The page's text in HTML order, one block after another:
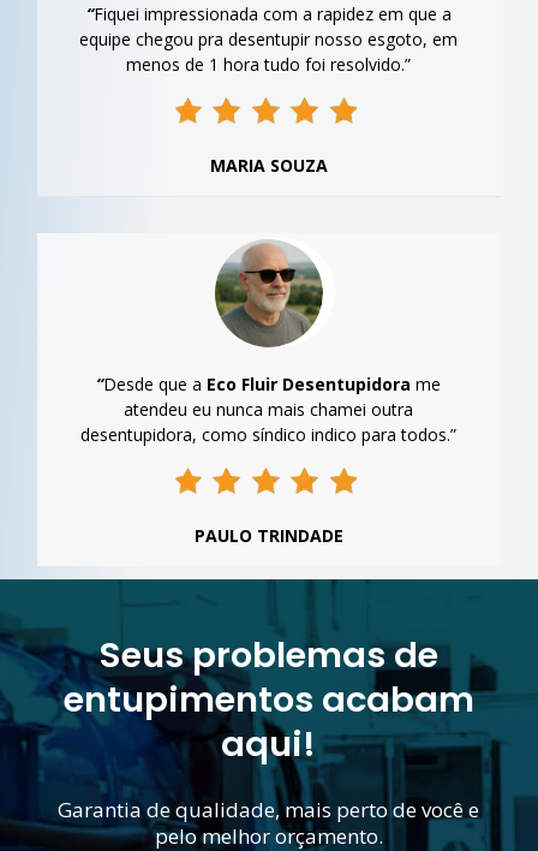
“Fiquei impressionada com a rapidez em que a
equipe chegou pra desentupir nosso esgoto, em
menos de 1 hora tudo foi resolvido.”
MARIA SOUZA
“Desde que a Eco Fluir Desentupidora me
atendeu eu nunca mais chamei outra
desentupidora, como síndico indico para todos.”
PAULO TRINDADE
Seus problemas de
entupimentos acabam
aqui!
Garantia de qualidade, mais perto de você e
pelo melhor orçamento.